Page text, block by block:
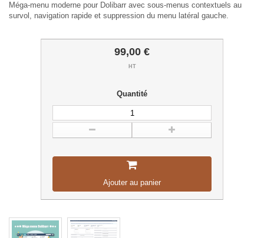
Méga-menu moderne pour Dolibarr avec sous-menus contextuels au
survol, navigation rapide et suppression du menu latéral gauche.
99,00 €
HT
Quantité
Ajouter au panier